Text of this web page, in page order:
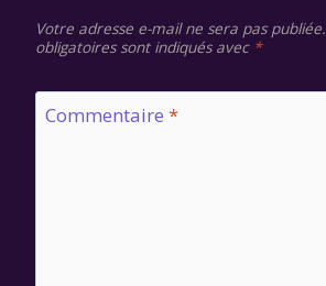
Votre adresse e-mail ne sera pas publiée.
obligatoires sont indiqués avec *
Commentaire *